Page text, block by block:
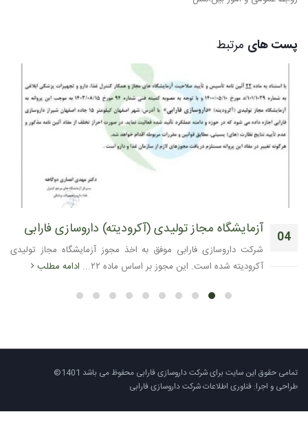
پست های مرتبط
04 آزمایشگاه مجاز تولیدی (آکرودیته) داروسازی فارابی
شرکت داروسازی فارابی موفق به اخذ مجوز آزمایشگاه مجاز تولیدی
آکرودیته شده است. این مجوز بر اساس ماده ۲۲...
ادامه مطلب
تمامی حقوق این سایت برای شرکت داروسازی فارابی محفوظ می باشد 1401©
طراحی و اجرا: فناوری اطلاعات شرکت داروسازی فارابی